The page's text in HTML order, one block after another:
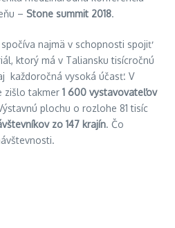
– Stone summit 2018.
najmä v schopnosti spojiť
ktorý má v Taliansku tisícročnú
každoročná vysoká účasť. V
zišlo takmer 1 600 vystavovateľov
plochu o rozlohe 81 tisíc
zo 147 krajín. Čo